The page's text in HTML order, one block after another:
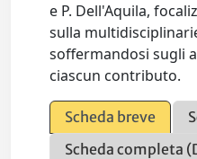
e P. Dell'Aquila,
sulla
soffermandosi sugli
ciascun contributo.
Scheda breve
Scheda completa